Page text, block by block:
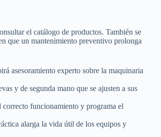
el catálogo de productos. También se
que un mantenimiento preventivo prolonga
asesoramiento experto sobre la maquinaria
y de segunda mano que se ajusten a sus
correcto funcionamiento y programa el
alarga la vida útil de los equipos y